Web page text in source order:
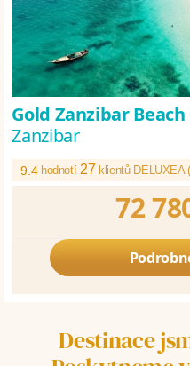
Gold Zanzibar
Zanzibar
9.4 hodnotí27 klientů DELUXEA
72
Destinace